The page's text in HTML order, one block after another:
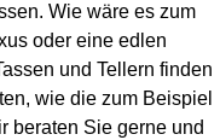
Wie wäre es zum
oder eine edlen
und Tellern finden
wie die zum Beispiel
beraten Sie gerne und